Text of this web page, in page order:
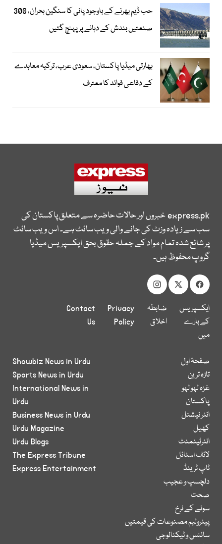
حب ڈیم بھرنے کے باوجود پانی کا سنگین بحران، 300
صنعتیں بندش کے دہانے پر پہنچ گئیں
بھارتی میڈیا پاکستان، سعودی عرب، ترکیہ معاہدے
کے دفاعی فوائد کا معترف
express.pkخبروں اور حالات حاضرہ سے متعلق پاکستان کی
سب سے زیادہ وزٹ کی جانے والی ویب سائٹ ہے۔ اس ویب سائٹ
پر شائع شدہ تمام مواد کے جملہ حقوق بحق ایکسپریس میڈیا
گروپ محفوظ ہیں۔
ایکسپریس
کے بارے
میں
ضابطہ
اخلاق
Privacy
Policy
Contact
Us
صفحۂ اول
تازہ ترین
غزہ لہو لہو
پاکستان
انٹر نیشنل
کھیل
انٹرٹینمنٹ
لائف اسٹائل
ٹاپ ٹرینڈ
دلچسپ و عجیب
صحت
سونے کے نرخ
پیٹرولیم مصنوعات کی قیمتیں
سائنس و ٹیکنالوجی
Showbiz News in Urdu
Sports News in Urdu
International News in
Urdu
Business News in Urdu
Urdu Magazine
Urdu Blogs
The Express Tribune
Express Entertainment